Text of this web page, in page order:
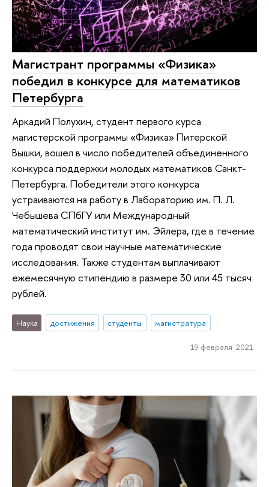
Магистрант программы «Физика»
победил в конкурсе для математиков
Петербурга
Аркадий Полухин, студент первого курса
магистерской программы «Физика» Питерской
Вышки, вошел в число победителей объединенного
конкурса поддержки молодых математиков Санкт-
Петербурга. Победители этого конкурса
устраиваются на работу в Лабораторию им. П. Л.
Чебышева СПбГУ или Международный
математический институт им. Эйлера, где в течение
года проводят свои научные математические
исследования. Также студентам выплачивают
ежемесячную стипендию в размере 30 или 45 тысяч
рублей.
Наука достижения студенты магистратура
19 февраля 2021